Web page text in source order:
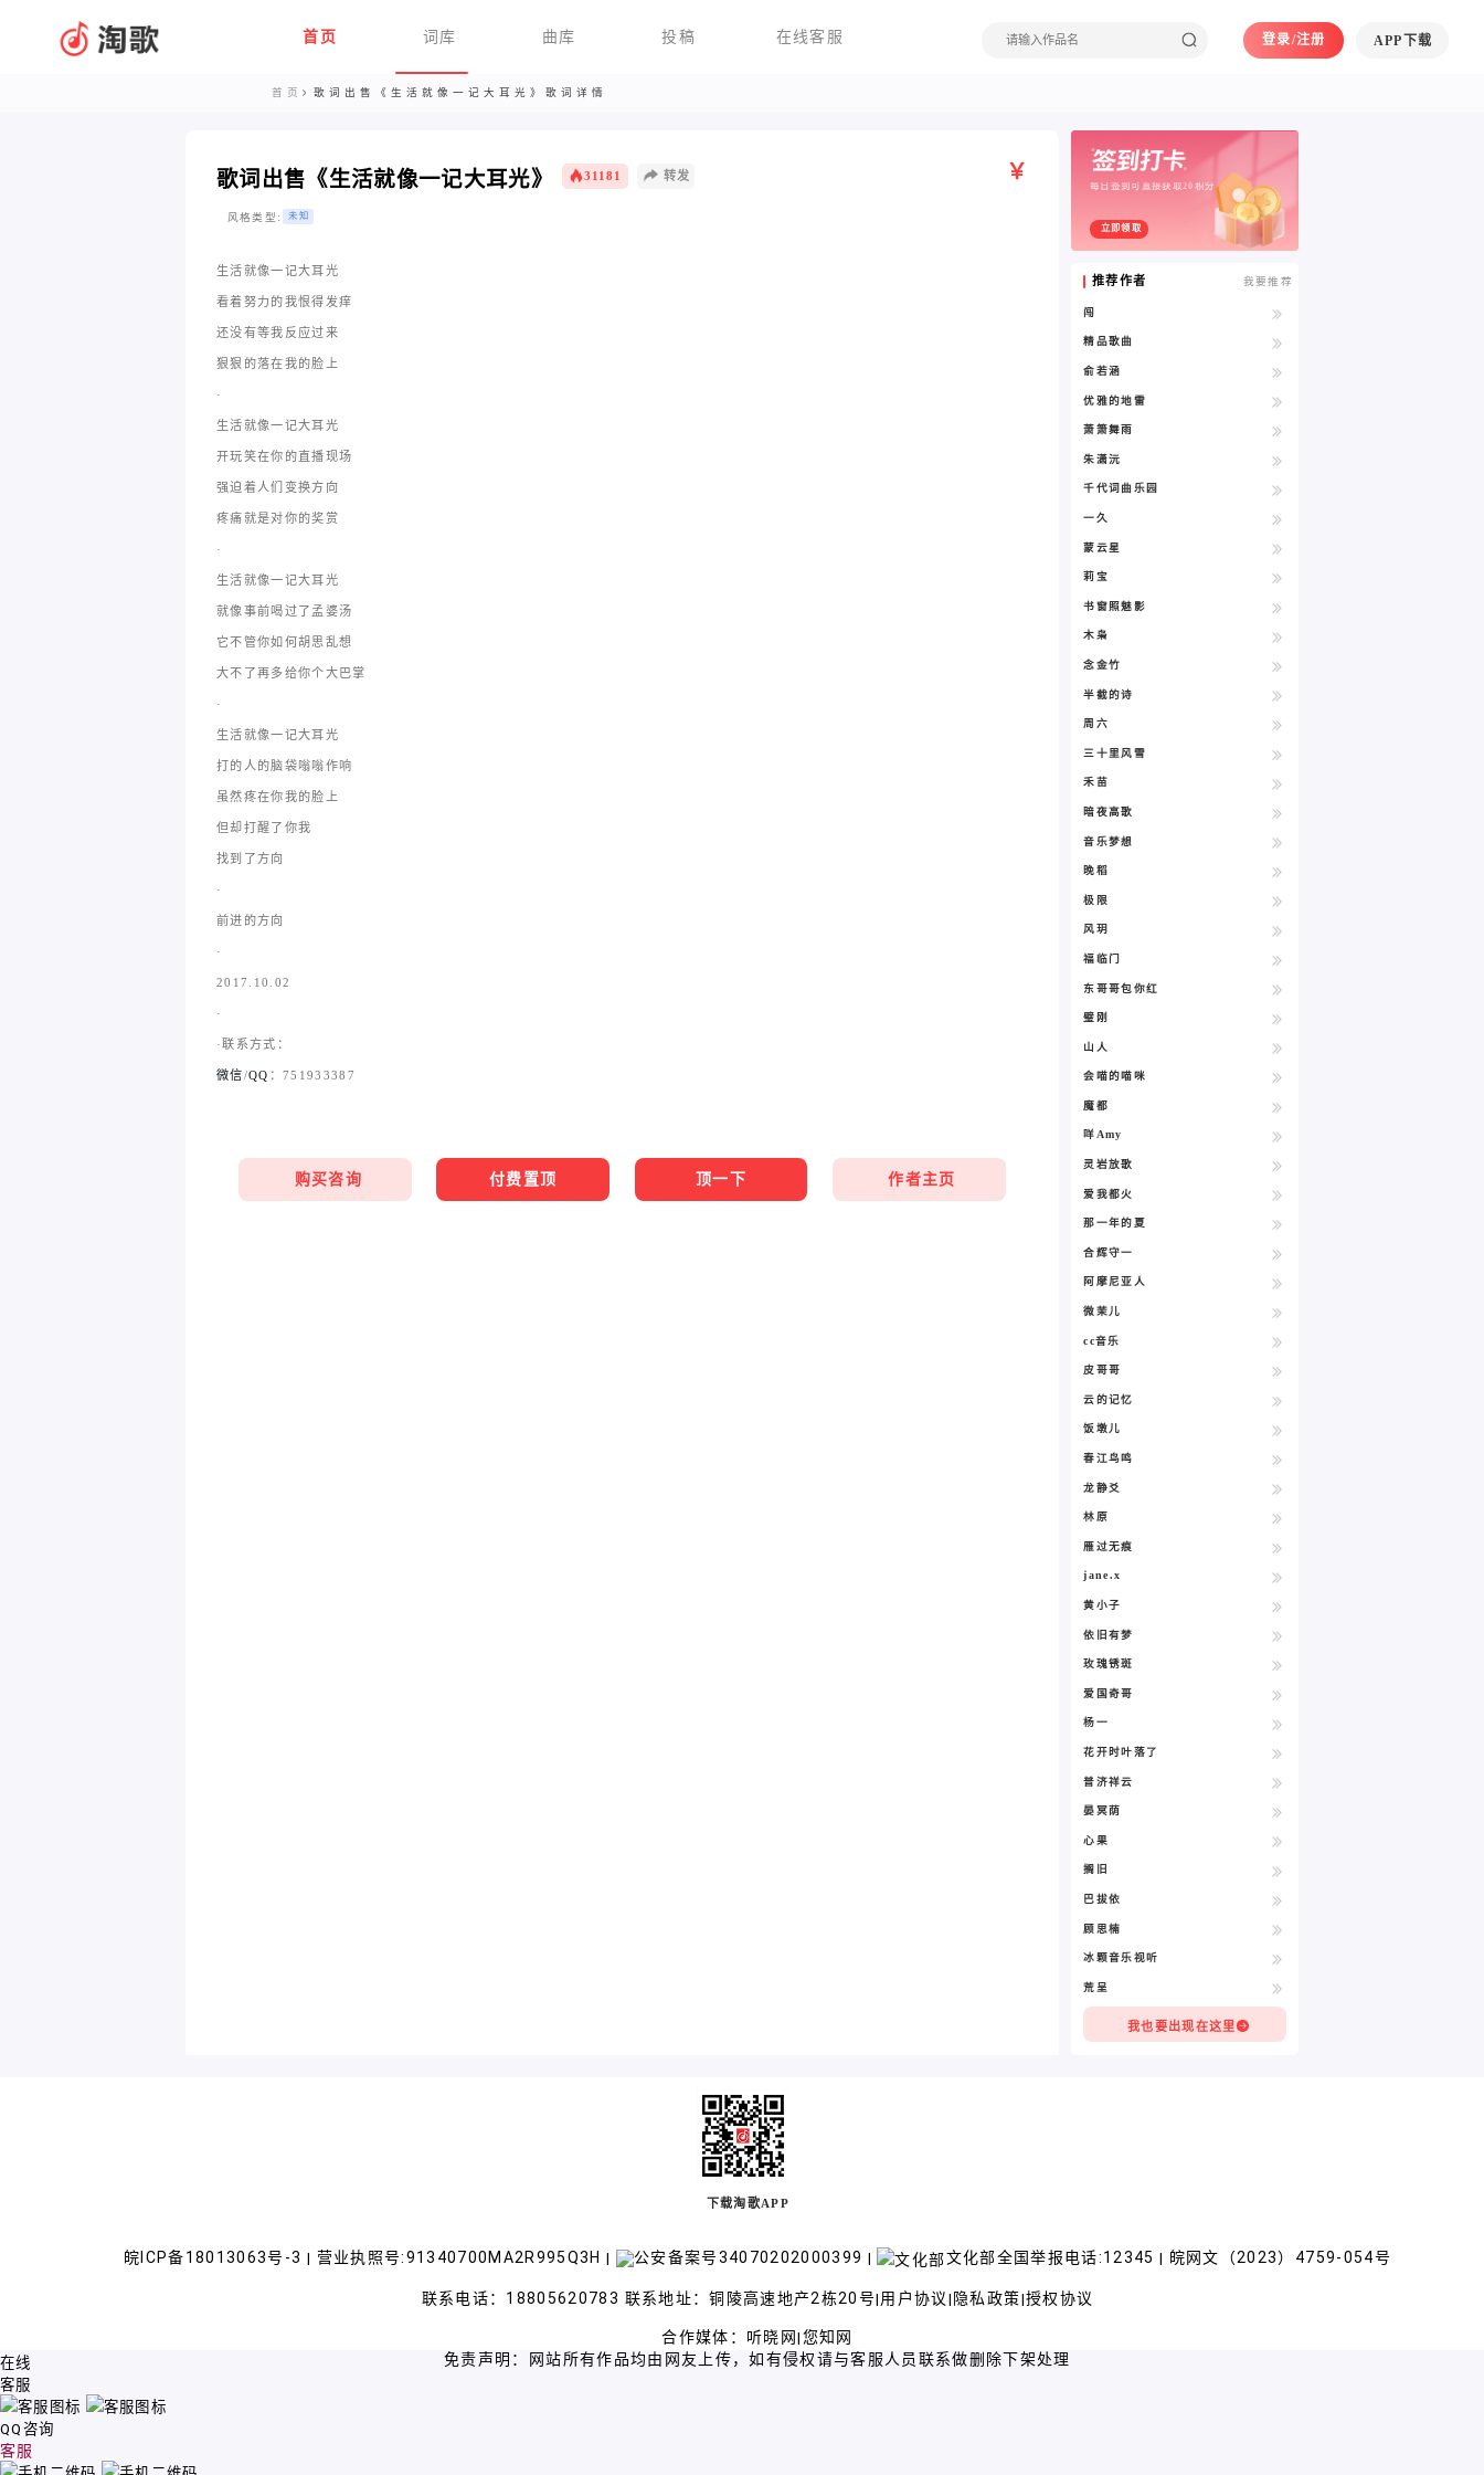
首页 词库 曲库 投稿 在线客服 登录/注册 APP下载
首页 歌词出售《生活就像一记大耳光》歌词详情
歌词出售《生活就像一记大耳光》 31181 转发 ￥
风格类型: 未知
生活就像一记大耳光
看着努力的我恨得发痒
还没有等我反应过来
狠狠的落在我的脸上
·
生活就像一记大耳光
开玩笑在你的直播现场
强迫着人们变换方向
疼痛就是对你的奖赏
·
生活就像一记大耳光
就像事前喝过了孟婆汤
它不管你如何胡思乱想
大不了再多给你个大巴掌
·
生活就像一记大耳光
打的人的脑袋嗡嗡作响
虽然疼在你我的脸上
但却打醒了你我
找到了方向
·
前进的方向
·
2017.10.02
·
·联系方式：
微信/QQ ：751933387
购买咨询 付费置顶 顶一下 作者主页
每日签到可直接获取20积分
立即领取
推荐作者 我要推荐
闯
精品歌曲
俞若涵
优雅的地雷
萧箫舞雨
朱潇沅
千代词曲乐园
一久
蒙云星
莉宝
书窗照魅影
木枭
念金竹
半截的诗
周六
三十里风雪
禾苗
暗夜高歌
音乐梦想
晚稻
极限
风玥
福临门
东哥哥包你红
璧刚
山人
会喵的喵咪
魔都
咩Amy
灵岩放歌
爱我都火
那一年的夏
合辉守一
阿摩尼亚人
微茉儿
cc音乐
皮哥哥
云的记忆
饭墩儿
春江鸟鸣
龙静爻
林原
雁过无痕
jane.x
黄小子
依旧有梦
玫瑰锈斑
爱国奇哥
杨一
花开时叶落了
普济祥云
晏冥荫
心果
搁旧
巴拔依
顾思楠
冰颗音乐视听
荒呈
我也要出现在这里
下载淘歌APP
皖ICP备18013063号-3 | 营业执照号:91340700MA2R995Q3H | 公安备案号34070202000399 | 文化部全国举报电话:12345 | 皖网文（2023）4759-054号
联系电话：18805620783 联系地址：铜陵高速地产2栋20号| 用户协议 | 隐私政策|授权协议
合作媒体： 听晓网| 您知网
免责声明：网站所有作品均由网友上传，如有侵权请与客服人员联系做删除下架处理
在线
客服
QQ咨询
客服